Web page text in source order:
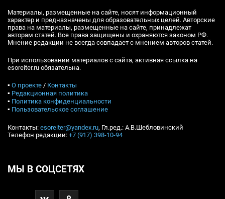
Материалы, размещенные на сайте, носят информационный
характер и предназначены для образовательных целей. Авторские
права на материалы, размещенные на сайте, принадлежат
авторам статей. Все права защищены и охраняются законом РФ.
Мнение редакции не всегда совпадает с мнением авторов статей.
При использовании материалов с сайта, активная ссылка на
esoreiter.ru обязательна.
▪ О проекте / Контакты
▪ Редакционная политика
▪ Политика конфиденциальности
▪ Пользовательское соглашение
Контакты: esoreiter@yandex.ru, Гл.ред.: А.В.Шебловинский
Телефон редакции: +7 (917) 398-10-94
МЫ В СОЦСЕТЯХ